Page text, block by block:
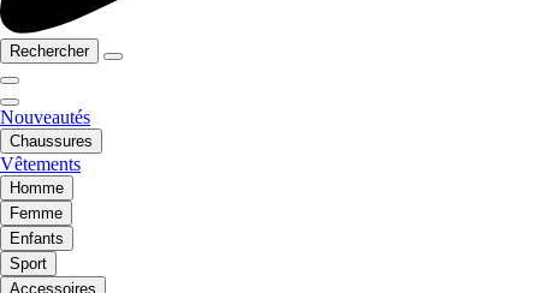
Rechercher
Nouveautés
Chaussures
Vêtements
Homme
Femme
Enfants
Sport
Accessoires